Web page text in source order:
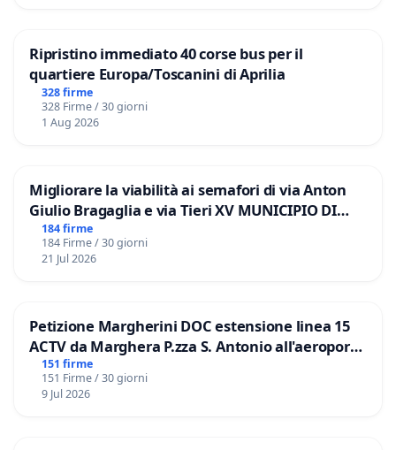
Ripristino immediato 40 corse bus per il
quartiere Europa/Toscanini di Aprilia
328 firme
328 Firme / 30 giorni
1 Aug 2026
Migliorare la viabilità ai semafori di via Anton
Giulio Bragaglia e via Tieri XV MUNICIPIO DI
ROMA
184 firme
184 Firme / 30 giorni
21 Jul 2026
Petizione Margherini DOC estensione linea 15
ACTV da Marghera P.zza S. Antonio all'aeroporto
Marco Polo tariffa a € 1,50
151 firme
151 Firme / 30 giorni
9 Jul 2026